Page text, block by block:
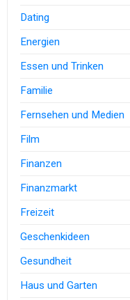
Dating
Energien
Essen und Trinken
Familie
Fernsehen und Medien
Film
Finanzen
Finanzmarkt
Freizeit
Geschenkideen
Gesundheit
Haus und Garten